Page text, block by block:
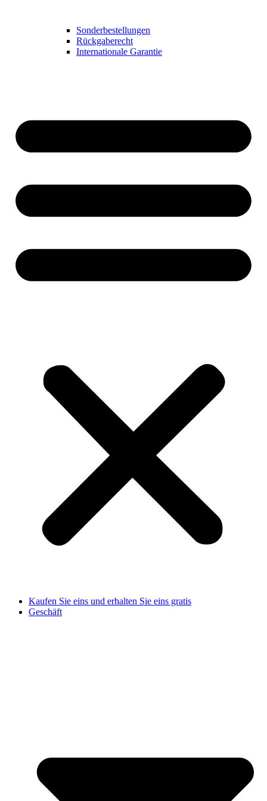
Sonderbestellungen
Rückgaberecht
Internationale Garantie
Kaufen Sie eins und erhalten Sie eins gratis
Geschäft